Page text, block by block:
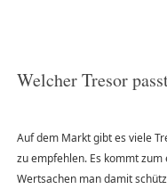
Welcher Tresor
Auf dem Markt gibt es viele
zu empfehlen. Es kommt
Wertsachen man damit